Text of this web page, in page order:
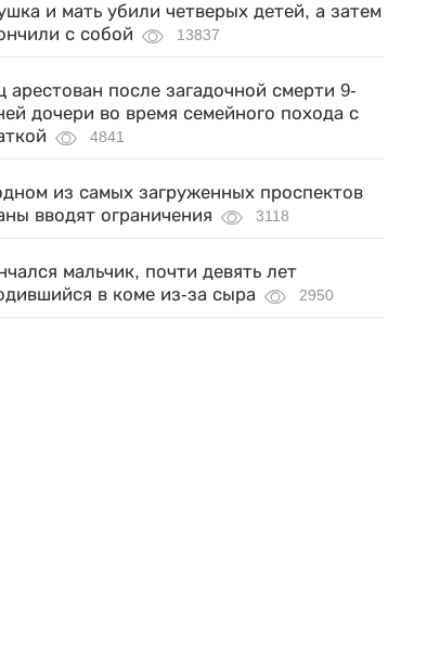
и мать убили четверых детей, а затем
с собой
13837
арестован после загадочной смерти 9-
дочери во время семейного похода с
4841
из самых загруженных проспектов
вводят ограничения
3118
мальчик, почти девять лет
в коме из-за сыра
2950